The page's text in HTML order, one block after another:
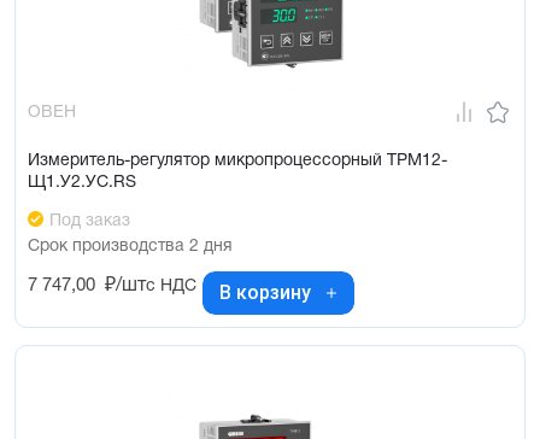
ОВЕН
Измеритель-регулятор микропроцессорный ТРМ12-
Щ1.У2.УС.RS
Под заказ
Срок производства 2 дня
7 747,00 ₽/штс НДС В корзину